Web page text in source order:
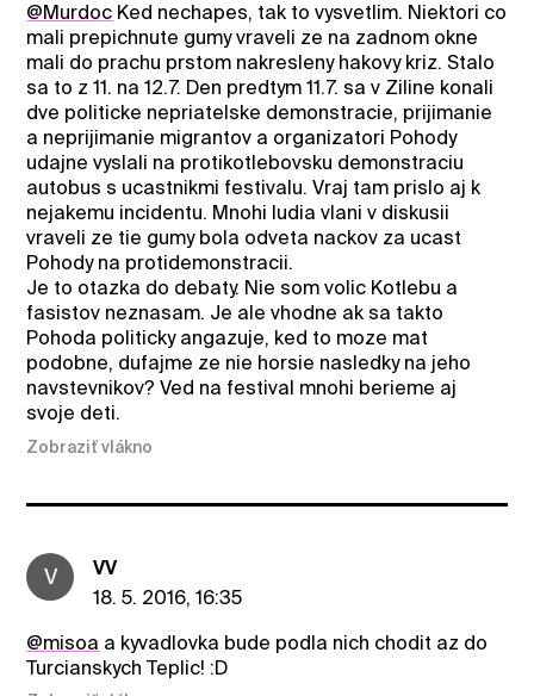
@Murdoc Ked nechapes, tak to vysvetlim. Niektori co
mali prepichnute gumy vraveli ze na zadnom okne
mali do prachu prstom nakresleny hakovy kriz. Stalo
sa to z 11. na 12.7. Den predtym 11.7. sa v Ziline konali
dve politicke nepriatelske demonstracie, prijimanie
a neprijimanie migrantov a organizatori Pohody
udajne vyslali na protikotlebovsku demonstraciu
autobus s ucastnikmi festivalu. Vraj tam prislo aj k
nejakemu incidentu. Mnohi ludia vlani v diskusii
vraveli ze tie gumy bola odveta nackov za ucast
Pohody na protidemonstracii.
Je to otazka do debaty. Nie som volic Kotlebu a
fasistov neznasam. Je ale vhodne ak sa takto
Pohoda politicky angazuje, ked to moze mat
podobne, dufajme ze nie horsie nasledky na jeho
navstevnikov? Ved na festival mnohi berieme aj
svoje deti.
Zobraziť vlákno
V
VV
18. 5. 2016, 16:35
@misoa a kyvadlovka bude podla nich chodit az do
Turcianskych Teplic! :D